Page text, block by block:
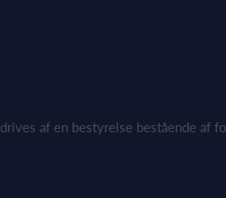
af en bestyrelse bestående af